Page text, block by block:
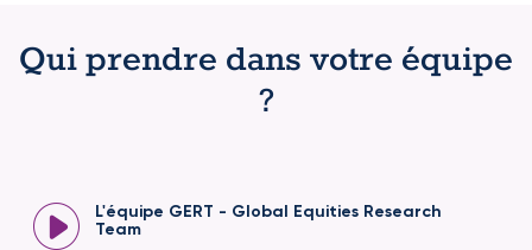
Qui prendre dans votre équipe
?
L'équipe GERT - Global Equities Research
Team